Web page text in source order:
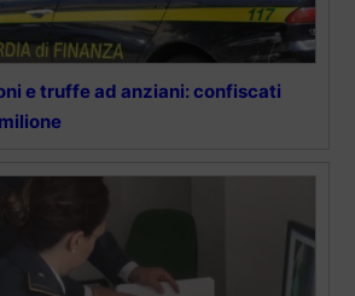
e truffe ad anziani: confiscati